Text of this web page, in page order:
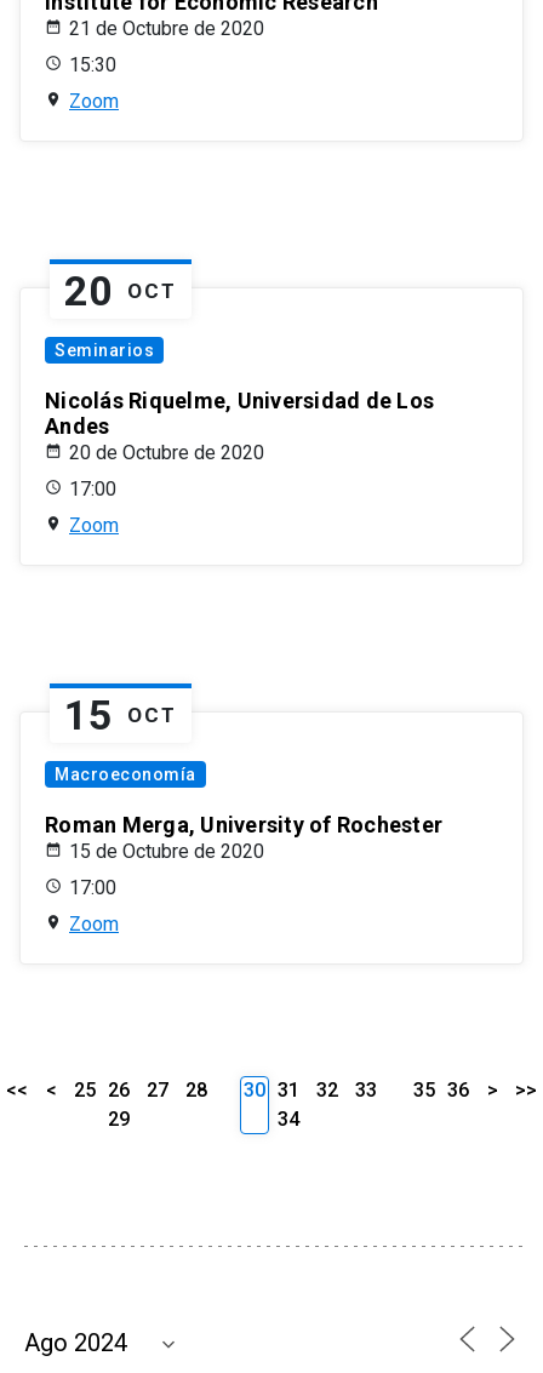
21 de Octubre de 2020
15:30
Zoom
20 OCT
Seminarios
Nicolás Riquelme, Universidad de Los
Andes
20 de Octubre de 2020
17:00
Zoom
15 OCT
Macroeconomía
Roman Merga, University of Rochester
15 de Octubre de 2020
17:00
Zoom
<< < 25 26 27
28
29
30 31 32
33
34
35 36 > >>